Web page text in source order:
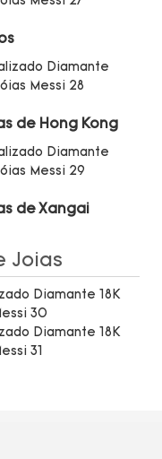
de Hong Kong
de Xangai
Joias